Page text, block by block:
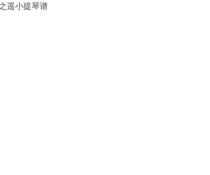
遥小提琴谱